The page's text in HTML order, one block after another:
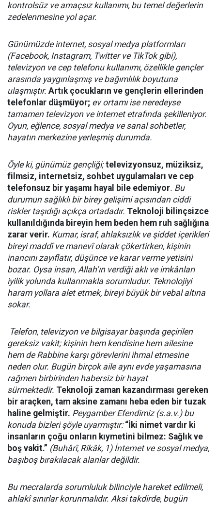
kontrolsüz ve amaçsız kullanımı, bu temel değerlerin
zedelenmesine yol açar.
Günümüzde internet, sosyal medya platformları
(Facebook, Instagram, Twitter ve TikTok gibi),
televizyon ve cep telefonu kullanımı, özellikle gençler
arasında yaygınlaşmış ve bağımlılık boyutuna
ulaşmıştır. Artık çocukların ve gençlerin ellerinden
telefonlar düşmüyor; ev ortamı ise neredeyse
tamamen televizyon ve internet etrafında şekilleniyor.
Oyun, eğlence, sosyal medya ve sanal sohbetler,
hayatın merkezine yerleşmiş durumda.
Öyle ki, günümüz gençliği;televizyonsuz, müziksiz,
filmsiz, internetsiz, sohbet uygulamaları ve cep
telefonsuz bir yaşamı hayal bile edemiyor. Bu
durumun sağlıklı bir birey gelişimi açısından ciddi
riskler taşıdığı açıkça ortadadır. Teknoloji bilinçsizce
kullanıldığında bireyin hem beden hem ruh sağlığına
zarar verir. Kumar, israf, ahlaksızlık ve şiddet içerikleri
bireyi maddî ve manevî olarak çökertirken, kişinin
inancını zayıflatır, düşünce ve karar verme yetisini
bozar. Oysa insan, Allah’ın verdiği aklı ve imkânları
iyilik yolunda kullanmakla sorumludur. Teknolojiyi
haram yollara alet etmek, bireyi büyük bir vebal altına
sokar.
Telefon, televizyon ve bilgisayar başında geçirilen
gereksiz vakit; kişinin hem kendisine hem ailesine
hem de Rabbine karşı görevlerini ihmal etmesine
neden olur. Bugün birçok aile aynı evde yaşamasına
rağmen birbirinden habersiz bir hayat
sürmektedir. Teknoloji zaman kazandırması gereken
bir araçken, tam aksine zamanı heba eden bir tuzak
haline gelmiştir. Peygamber Efendimiz (s.a.v.) bu
konuda bizleri şöyle uyarmıştır:“İki nimet vardır ki
insanların çoğu onların kıymetini bilmez: Sağlık ve
boş vakit.” (Buhârî, Rikâk, 1) İnternet ve sosyal medya,
başıboş bırakılacak alanlar değildir.
Bu mecralarda sorumluluk bilinciyle hareket edilmeli,
ahlakî sınırlar korunmalıdır. Aksi takdirde, bugün